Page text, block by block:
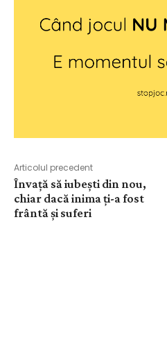
Articolul precedent
Învață să iubești din nou,
chiar dacă inima ți-a fost
frântă și suferi